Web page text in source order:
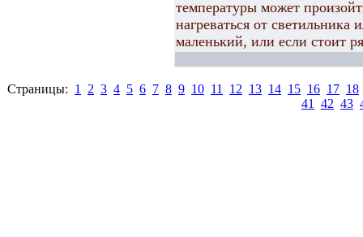
температуры может
нагреваться от
маленький, или если стоит
Страницы: 1 2 3 4 5 6 7 8 9 10 11 12 13 14 15 16 17 18
41
42 43